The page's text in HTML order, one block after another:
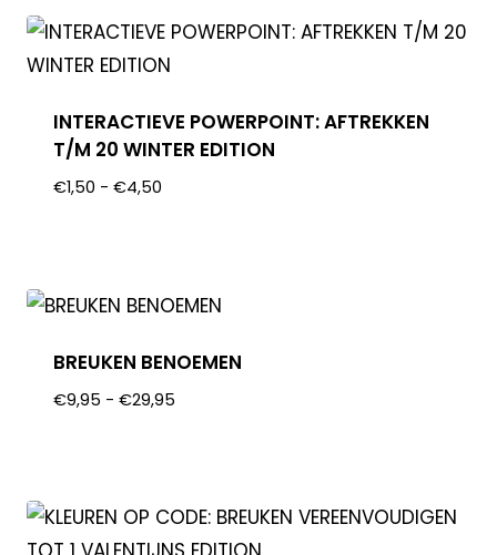
INTERACTIEVE POWERPOINT: AFTREKKEN
T/M 20 WINTER EDITION
€1,50 - €4,50
BREUKEN BENOEMEN
€9,95 - €29,95